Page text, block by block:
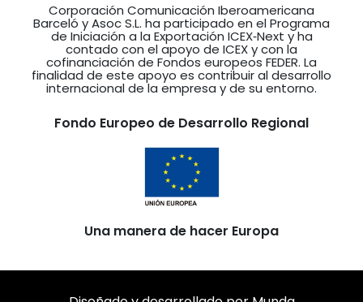
Corporación Comunicación Iberoamericana
Barceló y Asoc S.L. ha participado en el Programa
de Iniciación a la Exportación ICEX‐Next y ha
contado con el apoyo de ICEX y con la
cofinanciación de Fondos europeos FEDER. La
finalidad de este apoyo es contribuir al desarrollo
internacional de la empresa y de su entorno.
Fondo Europeo de Desarrollo Regional
Una manera de hacer Europa